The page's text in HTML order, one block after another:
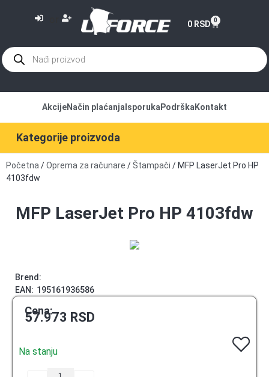
0 RSD 0
Kategorije proizvoda
AkcijeNačin plaćanja Isporuka Podrška Kontakt
Početna /Oprema za računare / Štampači / MFP LaserJet Pro HP
4103fdw
MFP LaserJet Pro HP 4103fdw
Brend:
EAN: 195161936586
Cena:
57.973 RSD
Na stanju